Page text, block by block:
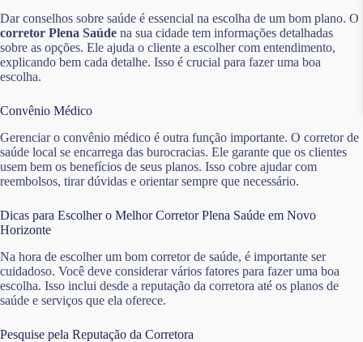
Dar conselhos sobre saúde é essencial na escolha de um bom plano. O
corretor Plena Saúde na sua cidade tem informações detalhadas
sobre as opções. Ele ajuda o cliente a escolher com entendimento,
explicando bem cada detalhe. Isso é crucial para fazer uma boa
escolha.
Convênio Médico
Gerenciar o convênio médico é outra função importante. O corretor de
saúde local se encarrega das burocracias. Ele garante que os clientes
usem bem os benefícios de seus planos. Isso cobre ajudar com
reembolsos, tirar dúvidas e orientar sempre que necessário.
Dicas para Escolher o Melhor Corretor Plena Saúde em Novo
Horizonte
Na hora de escolher um bom corretor de saúde, é importante ser
cuidadoso. Você deve considerar vários fatores para fazer uma boa
escolha. Isso inclui desde a reputação da corretora até os planos de
saúde e serviços que ela oferece.
Pesquise pela Reputação da Corretora